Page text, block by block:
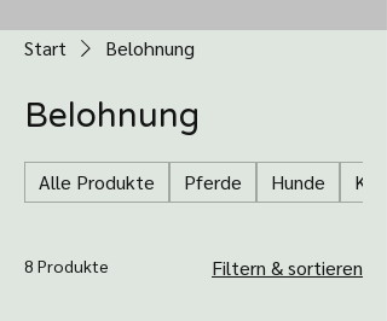
Start Belohnung
Belohnung
Alle Produkte Pferde Hunde
8 Produkte Filtern & sortieren